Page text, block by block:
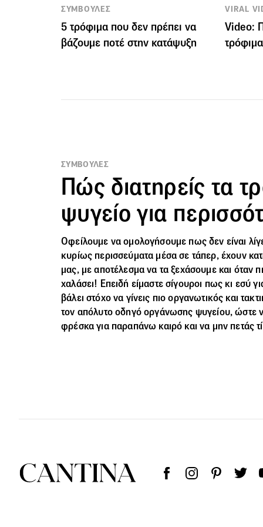
ΣΥΜΒΟΥΛΕΣ
5 τρόφιμα που δεν πρέπει να
βάζουμε ποτέ στην κατάψυξη
VIRAL
Video:
ΣΥΜΒΟΥΛΕΣ
Πώς διατηρείς τα
ψυγείο για
Οφείλουμε να ομολογήσουμε πως δεν είναι
κυρίως περισσεύματα μέσα σε τάπερ, έχουν
μας, με αποτέλεσμα να τα ξεχάσουμε και όταν
χαλάσει! Επειδή είμαστε σίγουροι πως κι εσύ
βάλει στόχο να γίνεις πιο οργανωτικός και
τον απόλυτο οδηγό οργάνωσης ψυγείου, ώστε
φρέσκα για παραπάνω καιρό και να μην πετάς